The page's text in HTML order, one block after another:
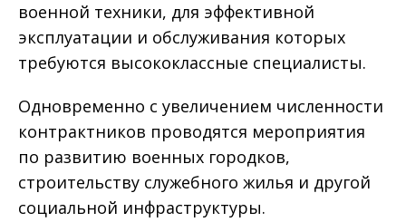
военной техники, для эффективной
эксплуатации и обслуживания которых
требуются высококлассные специалисты.
Одновременно с увеличением численности
контрактников проводятся мероприятия
по развитию военных городков,
строительству служебного жилья и другой
социальной инфраструктуры.